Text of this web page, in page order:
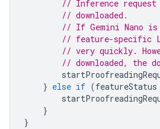
// Inference
// downloaded.
// If Gemini Nano is
// feature-specific
// very quickly.
// downloaded, the
} else if (featureStatus
}
}